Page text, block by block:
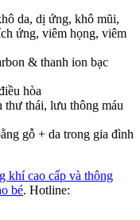
da, dị ứng, khô mũi,
ứng, viêm họng, viêm
& thanh ion bạc
hòa
thư thái, lưu thông máu
gỗ + da trong gia đình
khí cao cấp và thông
bé. Hotline: